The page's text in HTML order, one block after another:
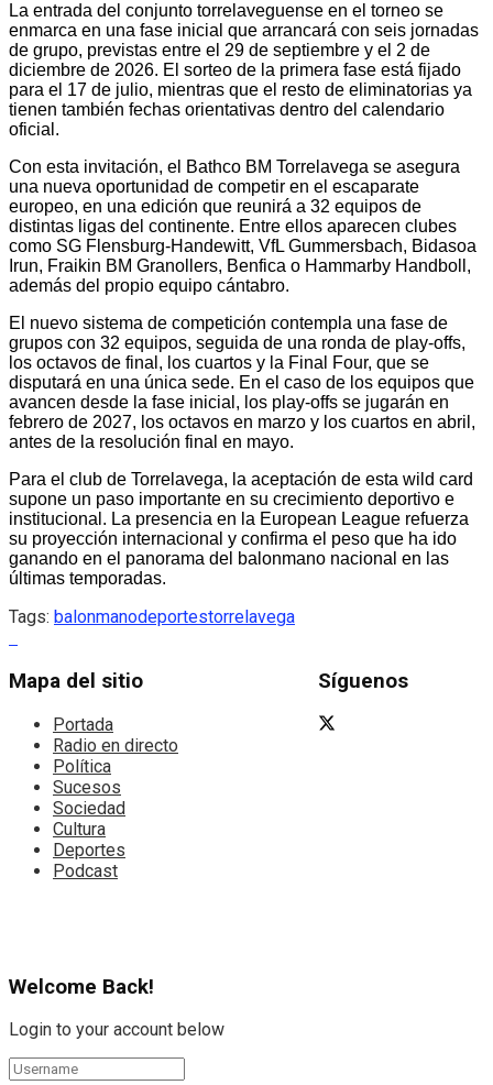
La entrada del conjunto torrelaveguense en el torneo se
enmarca en una fase inicial que arrancará con seis jornadas
de grupo, previstas entre el 29 de septiembre y el 2 de
diciembre de 2026. El sorteo de la primera fase está fijado
para el 17 de julio, mientras que el resto de eliminatorias ya
tienen también fechas orientativas dentro del calendario
oficial.
Con esta invitación, el Bathco BM Torrelavega se asegura
una nueva oportunidad de competir en el escaparate
europeo, en una edición que reunirá a 32 equipos de
distintas ligas del continente. Entre ellos aparecen clubes
como SG Flensburg-Handewitt, VfL Gummersbach, Bidasoa
Irun, Fraikin BM Granollers, Benfica o Hammarby Handboll,
además del propio equipo cántabro.
El nuevo sistema de competición contempla una fase de
grupos con 32 equipos, seguida de una ronda de play-offs,
los octavos de final, los cuartos y la Final Four, que se
disputará en una única sede. En el caso de los equipos que
avancen desde la fase inicial, los play-offs se jugarán en
febrero de 2027, los octavos en marzo y los cuartos en abril,
antes de la resolución final en mayo.
Para el club de Torrelavega, la aceptación de esta wild card
supone un paso importante en su crecimiento deportivo e
institucional. La presencia en la European League refuerza
su proyección internacional y confirma el peso que ha ido
ganando en el panorama del balonmano nacional en las
últimas temporadas.
Tags: balonmanodeportestorrelavega
Mapa del sitio
Portada
Radio en directo
Política
Sucesos
Sociedad
Cultura
Deportes
Podcast
Síguenos
Welcome Back!
Login to your account below